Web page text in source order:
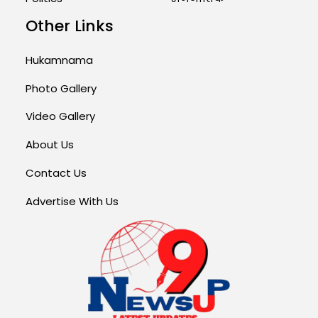
Other Links
Hukamnama
Photo Gallery
Video Gallery
About Us
Contact Us
Advertise With Us